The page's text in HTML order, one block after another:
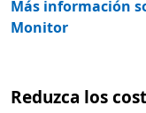
Más información
Monitor
Reduzca los